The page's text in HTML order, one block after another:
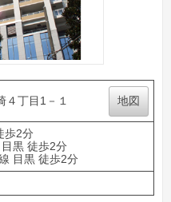
４丁目1－１ 地図
歩2分
黒 徒歩2分
目黒 徒歩2分